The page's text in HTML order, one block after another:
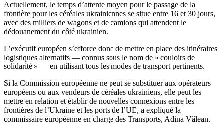
Actuellement, le temps d’attente moyen pour le passage de la
frontière pour les céréales ukrainiennes se situe entre 16 et 30 jours,
avec des milliers de wagons et de camions qui attendent le
dédouanement du côté ukrainien.
L’exécutif européen s’efforce donc de mettre en place des itinéraires
logistiques alternatifs — connus sous le nom de « couloirs de
solidarité » — en utilisant tous les modes de transport pertinents.
Si la Commission européenne ne peut se substituer aux opérateurs
européens ou aux vendeurs de céréales ukrainiens, elle peut les
mettre en relation et établir de nouvelles connexions entre les
frontières de l’Ukraine et les ports de l’UE, a expliqué la
commissaire européenne en charge des Transports, Adina Vălean.